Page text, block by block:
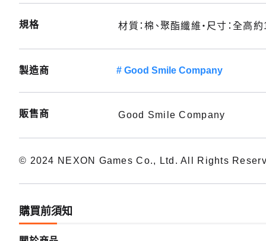
規格 材質：棉、聚酯纖維・尺寸：全高
製造商 Good Smile Company
販售商 Good Smile Company
© 2024 NEXON Games Co., Ltd. All Rights
購買前須知